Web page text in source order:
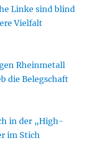
Linke sind blind
Vielfalt
Rheinmetall
die Belegschaft
in der „High-
im Stich